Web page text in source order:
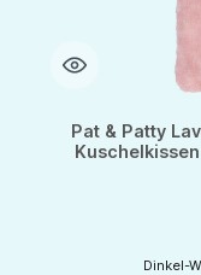
Pat & Patty
Dinkel-